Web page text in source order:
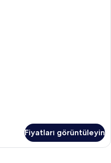
Fiyatları görüntüleyin